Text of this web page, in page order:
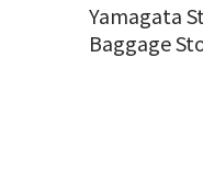
Yamagata
Baggage